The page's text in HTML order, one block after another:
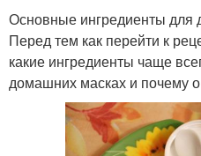
Основные ингредиенты для
Перед тем как перейти к
какие ингредиенты чаще
домашних масках и почему